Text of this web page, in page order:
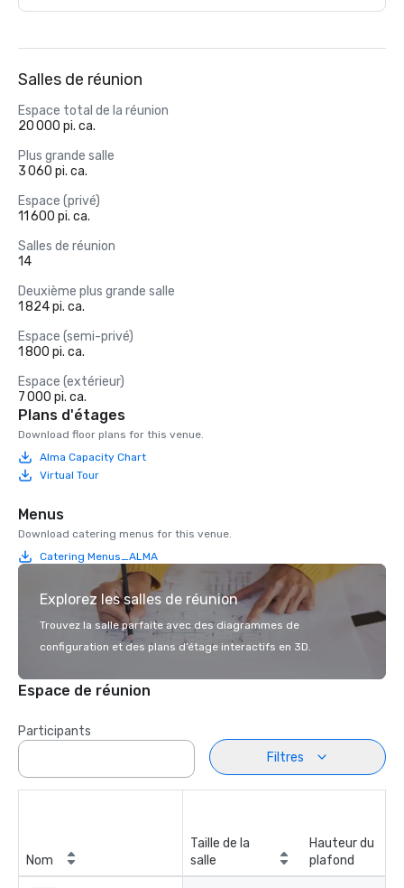
Salles de réunion
Espace total de la réunion
20 000 pi. ca.
Plus grande salle
3 060 pi. ca.
Espace (privé)
11 600 pi. ca.
Salles de réunion
14
Deuxième plus grande salle
1 824 pi. ca.
Espace (semi-privé)
1 800 pi. ca.
Espace (extérieur)
7 000 pi. ca.
Plans d'étages
Download floor plans for this venue.
Alma Capacity Chart
Virtual Tour
Menus
Download catering menus for this venue.
Catering Menus_ALMA
Explorez les salles de réunion
Trouvez la salle parfaite avec des diagrammes de
configuration et des plans d’étage interactifs en 3D.
Espace de réunion
Participants
Filtres
Nom
Taille de la
salle
Hauteur du
plafond